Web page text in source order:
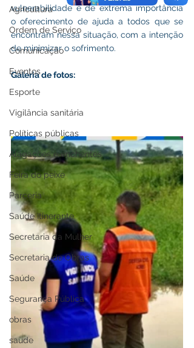
Agricultura
Ordem de Serviço
Comunicação
Eventos
Esporte
Vigilância sanitária
Políticas públicas
Alagações e enchentes
Feira do peixe
Parceria
Saúde Itinerante
Secretaria da Mulher
Secretaria de Obras
Saúde
Segurança Pública
obras
saude
vulnerabilidade é de extrema importância
o oferecimento de ajuda a todos que se
encontram nessa situação, com a intenção
de minimizar o sofrimento.
Galeria de fotos: